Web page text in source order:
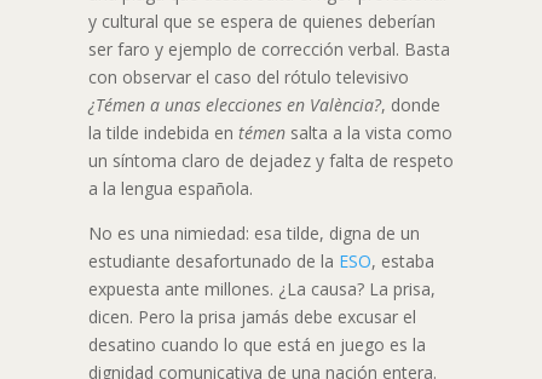
y cultural que se espera de quienes deberían
ser faro y ejemplo de corrección verbal. Basta
con observar el caso del rótulo televisivo
¿Témen a unas elecciones en València?, donde
la tilde indebida en témensalta a la vista como
un síntoma claro de dejadez y falta de respeto
a la lengua española.
No es una nimiedad: esa tilde, digna de un
estudiante desafortunado de la ESO, estaba
expuesta ante millones. ¿La causa? La prisa,
dicen. Pero la prisa jamás debe excusar el
desatino cuando lo que está en juego es la
dignidad comunicativa de una nación entera.​